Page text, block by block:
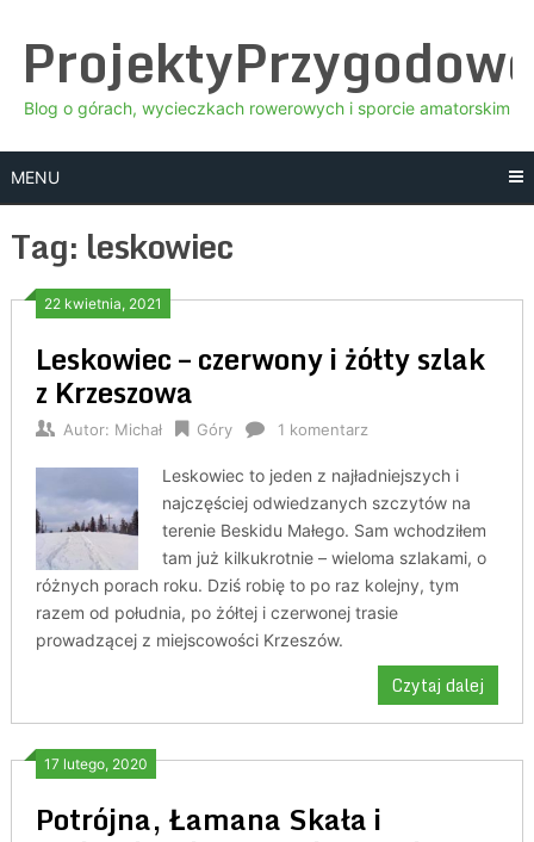
content
Blog o górach, wycieczkach rowerowych i sporcie amatorskim
MENU
Tag: leskowiec
22 kwietnia, 2021
Leskowiec – czerwony i żółty szlak
z Krzeszowa
Autor: Michał Góry 1 komentarz
Leskowiec to jeden z najładniejszych i
najczęściej odwiedzanych szczytów na
terenie Beskidu Małego. Sam wchodziłem
tam już kilkukrotnie – wieloma szlakami, o
różnych porach roku. Dziś robię to po raz kolejny, tym
razem od południa, po żółtej i czerwonej trasie
prowadzącej z miejscowości Krzeszów.
Czytaj dalej
17 lutego, 2020
Potrójna, Łamana Skała i